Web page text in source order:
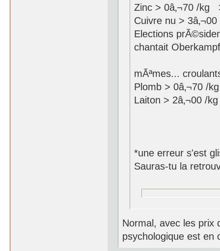
Zinc > 0â‚¬70 /kg
Cuivre nu >
Elections
chantait
mÃªmes...
Plomb > 0â‚¬70 /
Laiton > 2â‚¬00 /
*une erreur s'est
Sauras-tu la
Normal, avec les prix
psychologique est en